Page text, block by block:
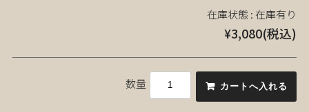
在庫状態 : 在庫有り
¥3,080(税込)
数量